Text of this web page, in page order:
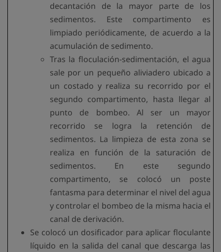
decantación de la mayor parte de los
sedimentos. Este compartimento es
limpiado periódicamente, de acuerdo a la
acumulación de sedimento.
Tras la floculación-sedimentación, el agua
sale por un pequeño aliviadero ubicado a
un costado y realiza su recorrido por el
segundo compartimento, hasta llegar al
punto de bombeo. Al ser un mayor
recorrido se logra la retención de
sedimentos. La limpieza de esta zona se
realiza en función de la saturación de
sedimentos. En este segundo
compartimento, se colocó un poste
fantasma para determinar el nivel del agua
y controlar el bombeo de la misma hacia el
canal de derivación.
Se colocó un dosificador para aplicar floculante
líquido en la salida del canal que descarga las